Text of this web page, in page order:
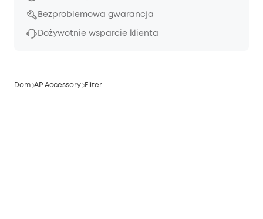
Bezproblemowa gwarancja
Dożywotnie wsparcie klienta
Dom AP Accessory Filter